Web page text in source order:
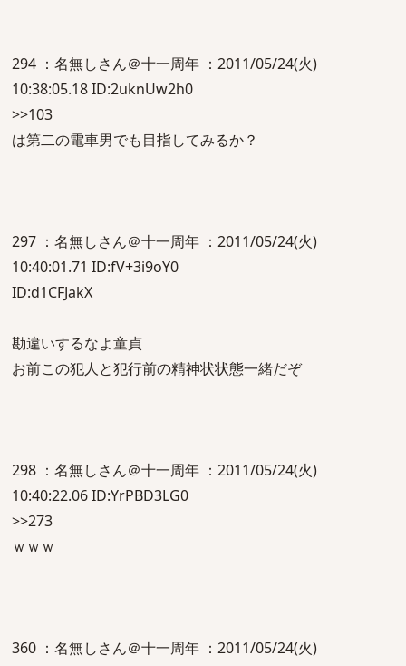
294 ：名無しさん＠十一周年 ：2011/05/24(火)
10:38:05.18 ID:2uknUw2h0
>>103
は第二の電車男でも目指してみるか？
297 ：名無しさん＠十一周年 ：2011/05/24(火)
10:40:01.71 ID:fV+3i9oY0
ID:d1CFJakX
勘違いするなよ童貞
お前この犯人と犯行前の精神状状態一緒だぞ
298 ：名無しさん＠十一周年 ：2011/05/24(火)
10:40:22.06 ID:YrPBD3LG0
>>273
ｗｗｗ
360 ：名無しさん＠十一周年 ：2011/05/24(火)